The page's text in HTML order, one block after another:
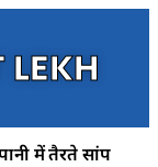
में तैरते सांप